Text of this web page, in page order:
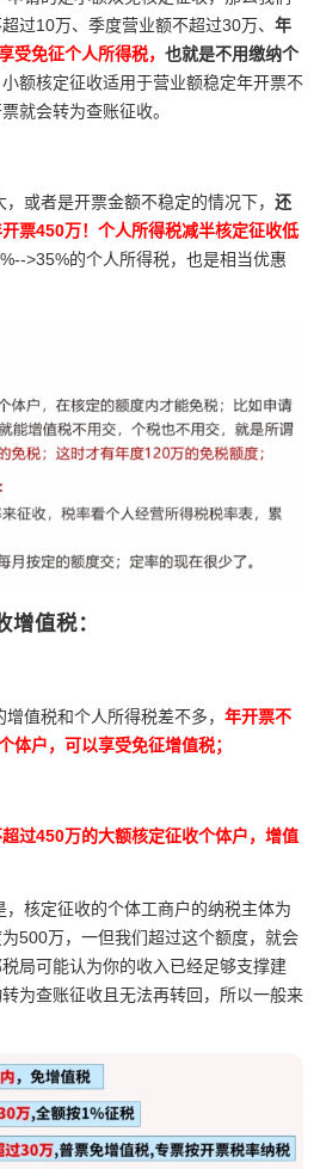
过10万、季度营业额不超过30万、 年
受免征个人所得税， 也就是不用缴纳个
额核定征收适用于营业额稳定年开票不
就会转为查账征收。
者是开票金额不稳定的情况下， 还
票450万！个人所得税减半核定征收低
>35%的个人所得税，也是相当优惠
值税：
税和个人所得税差不多， 年开票不
体户，可以享受免征增值税；
过450万的大额核定征收个体户，增值
定征收的个体工商户的纳税主体为
500万，一但我们超过这个额度，就会
局可能认为你的收入已经足够支撑建
为查账征收且无法再转回，所以一般来